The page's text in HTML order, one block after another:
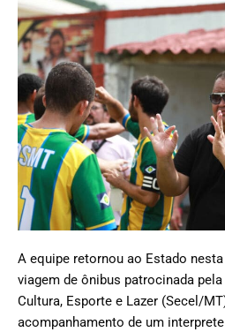
A equipe retornou ao Estado
viagem de ônibus patrocinada
Cultura, Esporte e Lazer (Secel/
acompanhamento de um